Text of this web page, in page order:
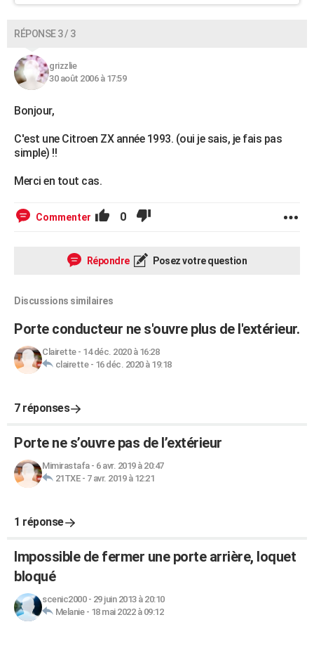
RÉPONSE 3 / 3
grizzlie
30 août 2006 à 17:59
Bonjour,
C'est une Citroen ZX année 1993. (oui je sais, je fais pas
simple) !!
Merci en tout cas.
Commenter 0
Répondre Posez votre question
Discussions similaires
Porte conducteur ne s'ouvre plus de l'extérieur.
Clairette- 14 déc. 2020 à 16:28
clairette- 16 déc. 2020 à 19:18
7 réponses
Porte ne s’ouvre pas de l’extérieur
Mimirastafa- 6 avr. 2019 à 20:47
21TXE- 7 avr. 2019 à 12:21
1 réponse
Impossible de fermer une porte arrière, loquet
bloqué
scenic2000- 29 juin 2013 à 20:10
Melanie- 18 mai 2022 à 09:12